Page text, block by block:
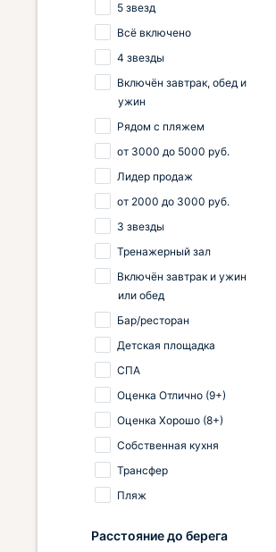
5 звезд
Всё включено
4 звезды
Включён завтрак, обед и
ужин
Рядом с пляжем
от 3000 до 5000 руб.
Лидер продаж
от 2000 до 3000 руб.
3 звезды
Тренажерный зал
Включён завтрак и ужин
или обед
Бар/ресторан
Детская площадка
СПА
Оценка Отлично (9+)
Оценка Хорошо (8+)
Собственная кухня
Трансфер
Пляж
Расстояние до берега